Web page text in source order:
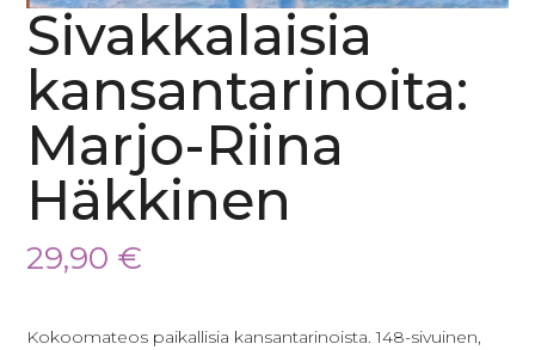
Sivakkalaisia
kansantarinoita:
Marjo-Riina
Häkkinen
29,90 €
Kokoomateos paikallisia kansantarinoista. 148-sivuinen,